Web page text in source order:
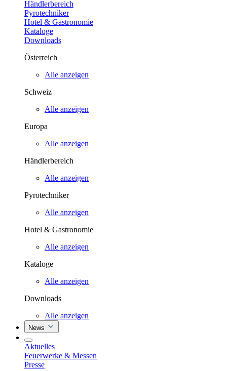
Händlerbereich
Pyrotechniker
Hotel & Gastronomie
Kataloge
Downloads
Österreich
Alle anzeigen
Schweiz
Alle anzeigen
Europa
Alle anzeigen
Händlerbereich
Alle anzeigen
Pyrotechniker
Alle anzeigen
Hotel & Gastronomie
Alle anzeigen
Kataloge
Alle anzeigen
Downloads
Alle anzeigen
News
Aktuelles
Feuerwerke & Messen
Presse